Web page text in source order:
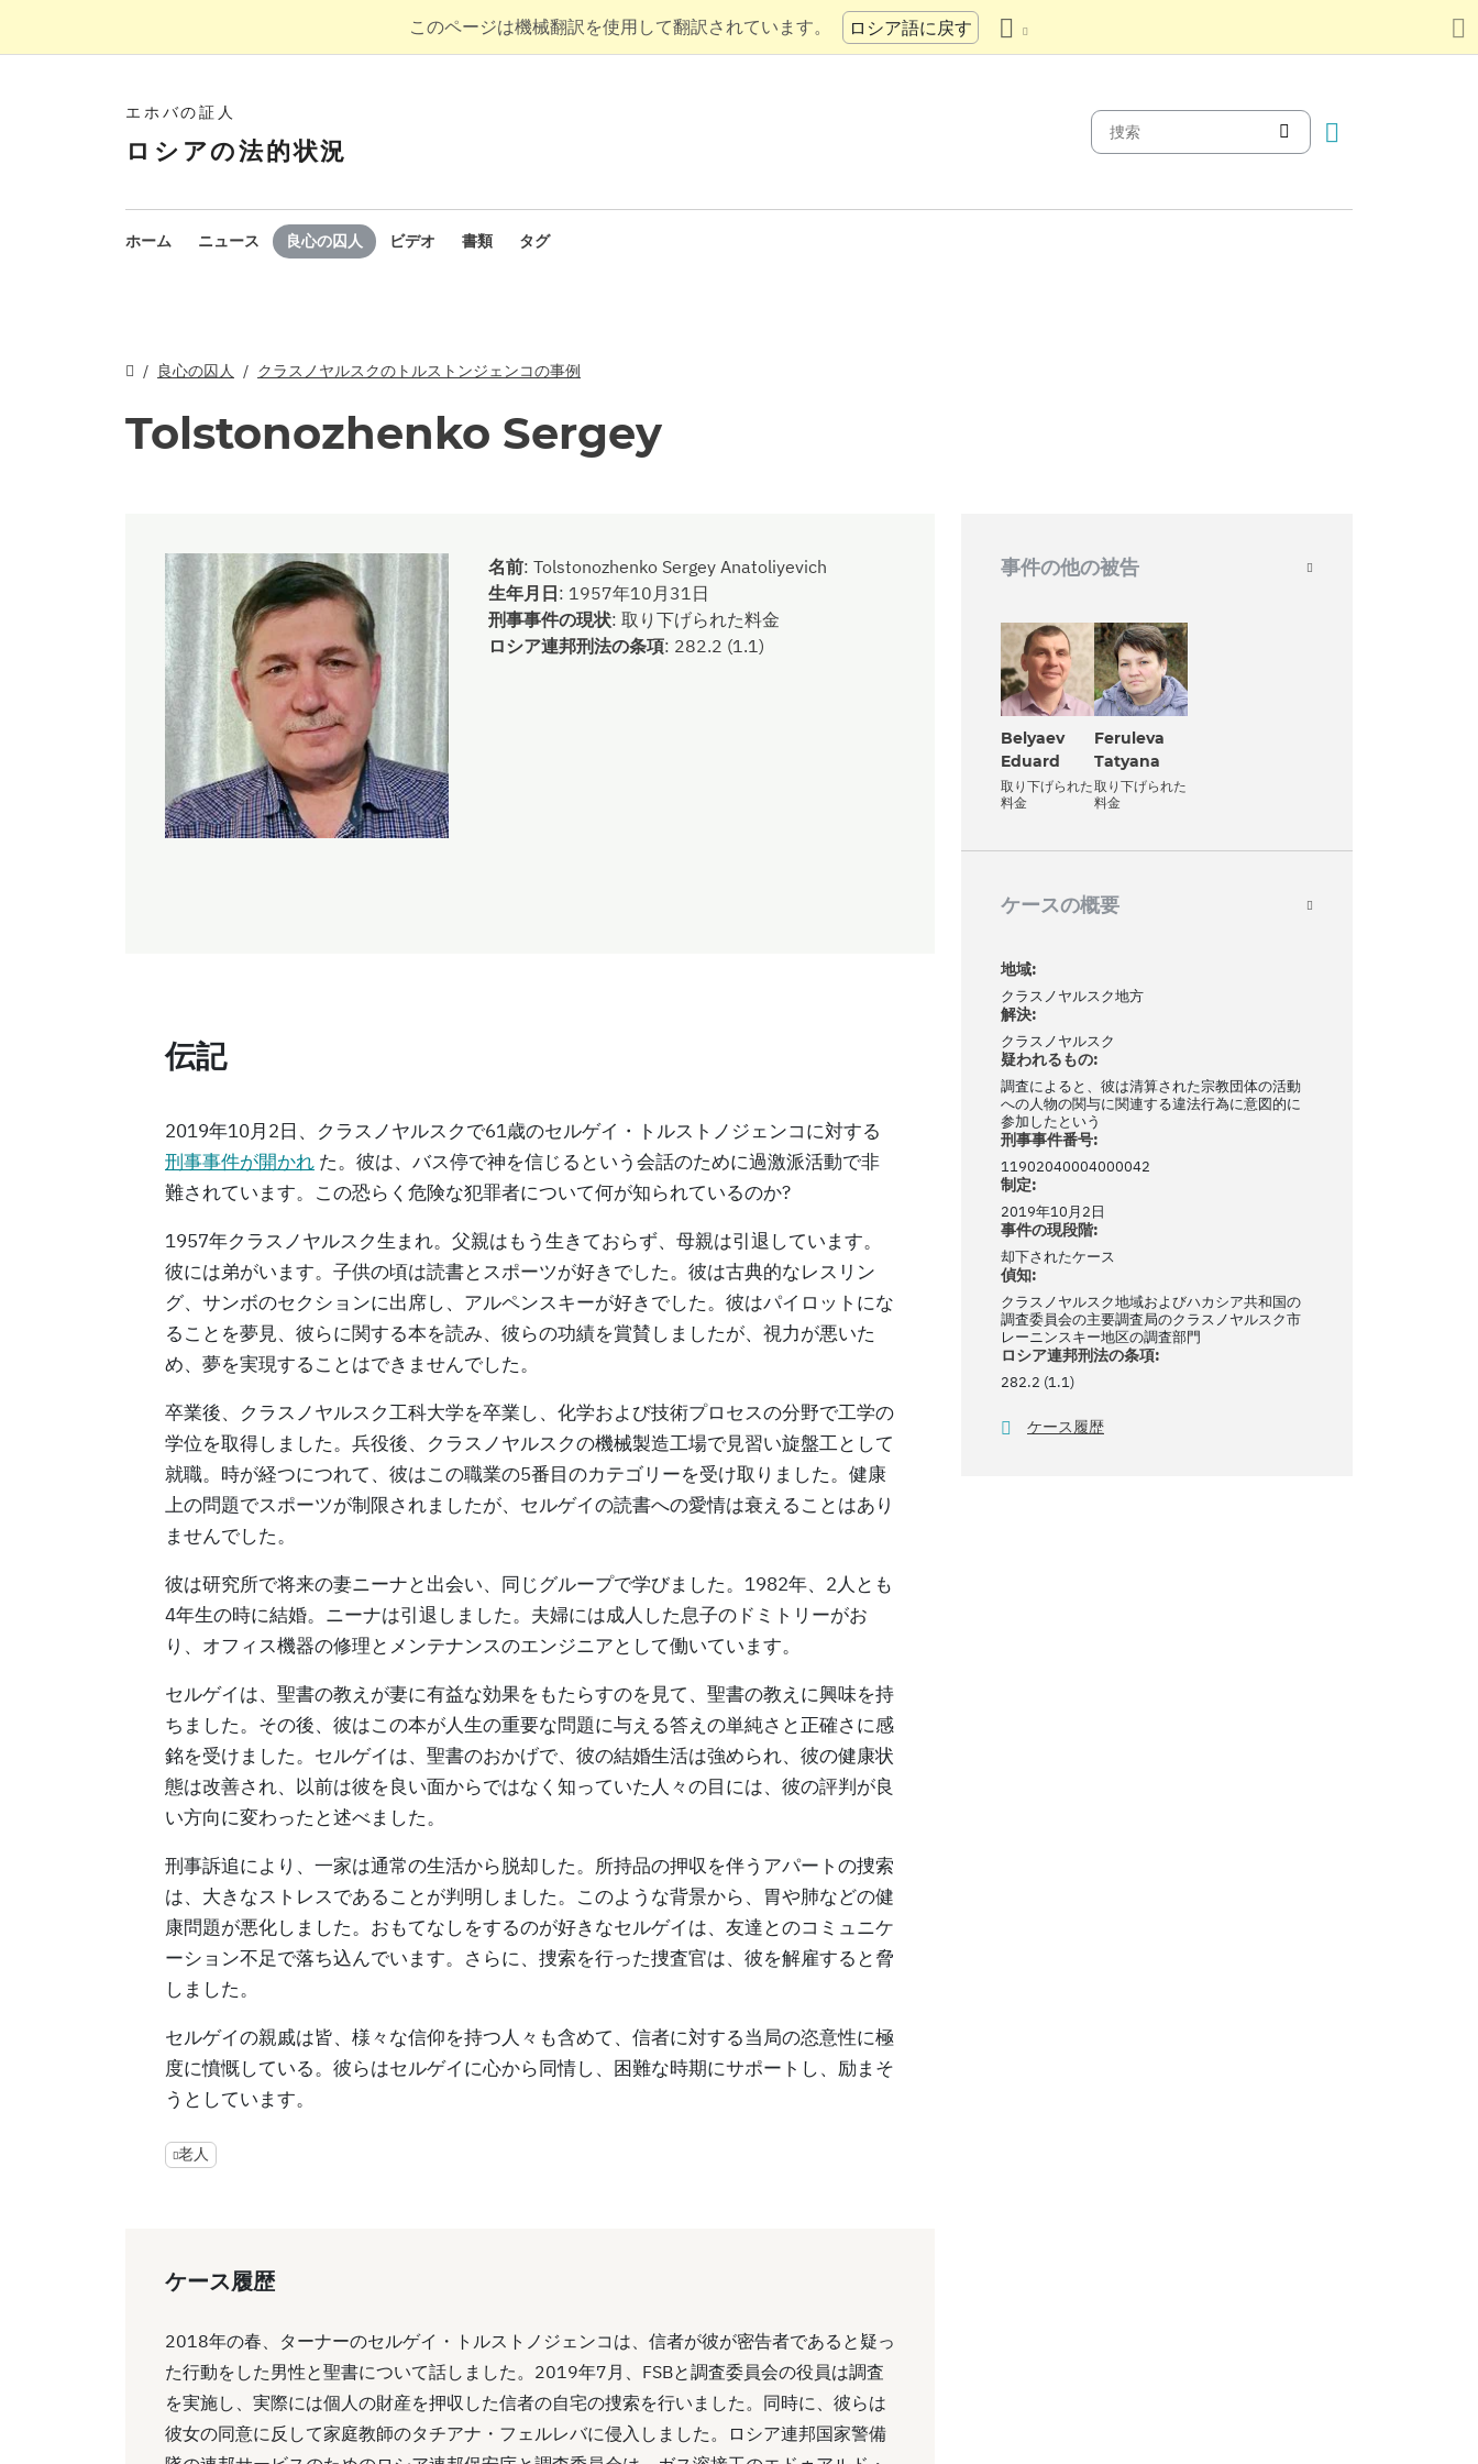
このページは機械翻訳を使用して翻訳されています。 ロシア語に戻す
エホバの証人
ロシアの法的状況
ホーム ニュース 良心の囚人 ビデオ 書類 タグ
良心の囚人 クラスノヤルスクのトルストンジェンコの事例
Tolstonozhenko Sergey
名前:Tolstonozhenko Sergey Anatoliyevich
生年月日: 1957年10月31日
刑事事件の現状:取り下げられた料金
ロシア連邦刑法の条項: 282.2 (1.1)
伝記
2019年10月2日、クラスノヤルスクで61歳のセルゲイ・トルストノジェンコに対する
刑事事件が開かれ た。彼は、バス停で神を信じるという会話のために過激派活動で非
難されています。この恐らく危険な犯罪者について何が知られているのか?
1957年クラスノヤルスク生まれ。父親はもう生きておらず、母親は引退しています。
彼には弟がいます。子供の頃は読書とスポーツが好きでした。彼は古典的なレスリン
グ、サンボのセクションに出席し、アルペンスキーが好きでした。彼はパイロットにな
ることを夢見、彼らに関する本を読み、彼らの功績を賞賛しましたが、視力が悪いた
め、夢を実現することはできませんでした。
卒業後、クラスノヤルスク工科大学を卒業し、化学および技術プロセスの分野で工学の
学位を取得しました。兵役後、クラスノヤルスクの機械製造工場で見習い旋盤工として
就職。時が経つにつれて、彼はこの職業の5番目のカテゴリーを受け取りました。健康
上の問題でスポーツが制限されましたが、セルゲイの読書への愛情は衰えることはあり
ませんでした。
彼は研究所で将来の妻ニーナと出会い、同じグループで学びました。1982年、2人とも
4年生の時に結婚。ニーナは引退しました。夫婦には成人した息子のドミトリーがお
り、オフィス機器の修理とメンテナンスのエンジニアとして働いています。
セルゲイは、聖書の教えが妻に有益な効果をもたらすのを見て、聖書の教えに興味を持
ちました。その後、彼はこの本が人生の重要な問題に与える答えの単純さと正確さに感
銘を受けました。セルゲイは、聖書のおかげで、彼の結婚生活は強められ、彼の健康状
態は改善され、以前は彼を良い面からではなく知っていた人々の目には、彼の評判が良
い方向に変わったと述べました。
刑事訴追により、一家は通常の生活から脱却した。所持品の押収を伴うアパートの捜索
は、大きなストレスであることが判明しました。このような背景から、胃や肺などの健
康問題が悪化しました。おもてなしをするのが好きなセルゲイは、友達とのコミュニケ
ーション不足で落ち込んでいます。さらに、捜索を行った捜査官は、彼を解雇すると脅
しました。
セルゲイの親戚は皆、様々な信仰を持つ人々も含めて、信者に対する当局の恣意性に極
度に憤慨している。彼らはセルゲイに心から同情し、困難な時期にサポートし、励まそ
うとしています。
老人
ケース履歴
2018年の春、ターナーのセルゲイ・トルストノジェンコは、信者が彼が密告者であると疑っ
た行動をした男性と聖書について話しました。2019年7月、FSBと調査委員会の役員は調査
を実施し、実際には個人の財産を押収した信者の自宅の捜索を行いました。同時に、彼らは
彼女の同意に反して家庭教師のタチアナ・フェルレバに侵入しました。ロシア連邦国家警備
事件の他の被告
Belyaev
Eduard
取り下げられた
料金
Feruleva
Tatyana
取り下げられた
料金
ケースの概要
地域:
クラスノヤルスク地方
解決:
クラスノヤルスク
疑われるもの:
調査によると、彼は清算された宗教団体の活動
への人物の関与に関連する違法行為に意図的に
参加したという
刑事事件番号:
11902040004000042
制定:
2019年10月2日
事件の現段階:
却下されたケース
偵知:
クラスノヤルスク地域およびハカシア共和国の
調査委員会の主要調査局のクラスノヤルスク市
レーニンスキー地区の調査部門
ロシア連邦刑法の条項:
282.2 (1.1)
ケース履歴